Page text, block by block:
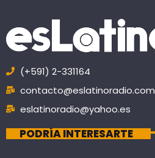
(+591) 2-331164
contacto@eslatinoradio.com
eslatinoradio@yahoo.es
PODRÍA INTERESARTE